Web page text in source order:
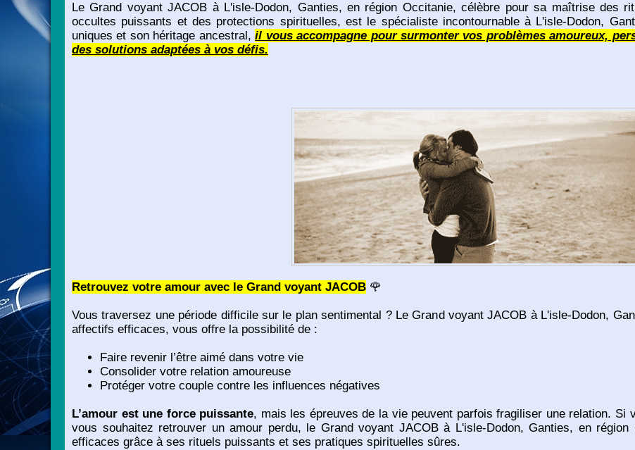
Le Grand voyant JACOB à L'isle-Dodon, Ganties, en région Occitanie, célèbre pour sa maîtrise des
occultes puissants et des protections spirituelles, est le spécialiste incontournable à L'isle-Dodon,
uniques et son héritage ancestral,il vous accompagne pour surmonter vos problèmes amoureux,
des solutions adaptées à vos défis.
Retrouvez votre amour avec le Grand voyant JACOB 🌹
Vous traversez une période difficile sur le plan sentimental ? Le Grand voyant JACOB à L'isle-Dodon,
affectifs efficaces, vous offre la possibilité de :
Faire revenir l’être aimé dans votre vie
Consolider votre relation amoureuse
Protéger votre couple contre les influences négatives
L’amour est une force puissante, mais les épreuves de la vie peuvent parfois fragiliser une relation. Si
vous souhaitez retrouver un amour perdu, le Grand voyant JACOB à L'isle-Dodon, Ganties, en
efficaces grâce à ses rituels puissants et ses pratiques spirituelles sûres.